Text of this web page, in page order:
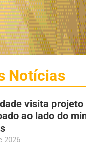
Notícias
visita
ao lado do
2026